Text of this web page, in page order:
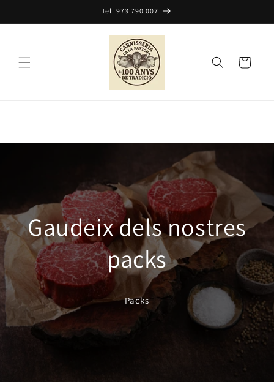
al contenido
Tel. 973 790 007
Carrito
Gaudeix dels nostres
packs
Packs